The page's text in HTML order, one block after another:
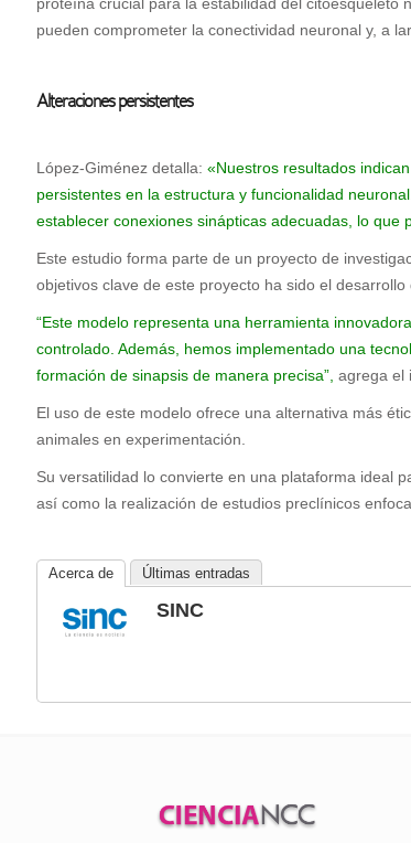
pueden comprometer la conectividad neuronal y, a
Alteraciones persistentes
López-Giménez detalla: «Nuestros resultados
persistentes en la estructura y funcionalidad
establecer conexiones sinápticas adecuadas, lo que
Este estudio forma parte de un proyecto de
objetivos clave de este proyecto ha sido el
“Este modelo representa una herramienta
controlado. Además, hemos implementado una
formación de sinapsis de manera precisa”, agrega el
El uso de este modelo ofrece una alternativa más
animales en experimentación.
Su versatilidad lo convierte en una plataforma ideal
así como la realización de estudios preclínicos
Acerca de Últimas entradas
SINC